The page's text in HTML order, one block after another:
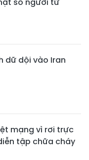
số người tử
dữ dội vào Iran
mạng vì rơi trực
tập chữa cháy